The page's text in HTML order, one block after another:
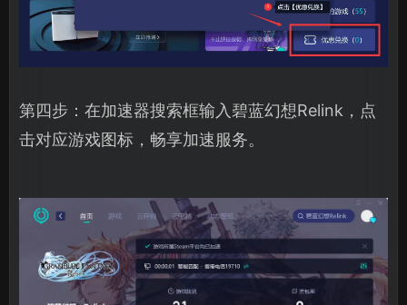
第四步：在加速器搜索框输入碧蓝幻想Relink，点
击对应游戏图标，畅享加速服务。